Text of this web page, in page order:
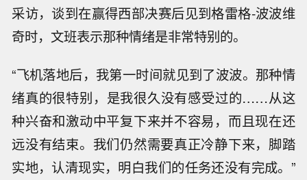
采访，谈到在赢得西部决赛后见到格雷格-波波维
奇时，文班表示那种情绪是非常特别的。
“飞机落地后，我第一时间就见到了波波。那种情
绪真的很特别，是我很久没有感受过的……从这
种兴奋和激动中平复下来并不容易，而且现在还
远没有结束。我们仍然需要真正冷静下来，脚踏
实地，认清现实，明白我们的任务还没有完成。”